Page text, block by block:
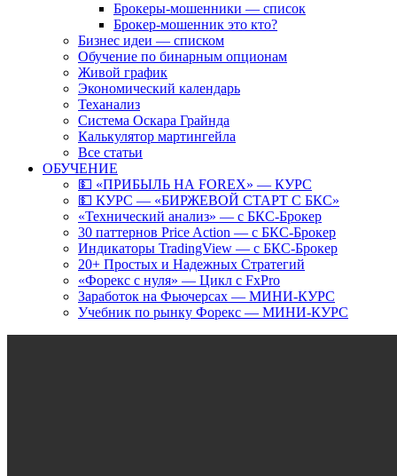
Брокеры-мошенники — список
Брокер-мошенник это кто?
Бизнес идеи — списком
Обучение по бинарным опционам
Живой график
Экономический календарь
Теханализ
Система Оскара Грайнда
Калькулятор мартингейла
Все статьи
ОБУЧЕНИЕ
💵 «ПРИБЫЛЬ НА FOREX» — КУРС
💵 КУРС — «БИРЖЕВОЙ СТАРТ С БКС»
«Технический анализ» — с БКС-Брокер
30 паттернов Price Action — с БКС-Брокер
Индикаторы TradingView — с БКС-Брокер
20+ Простых и Надежных Стратегий
«Форекс с нуля» — Цикл с FxPro
Заработок на Фьючерсах — МИНИ-КУРС
Учебник по рынку Форекс — МИНИ-КУРС